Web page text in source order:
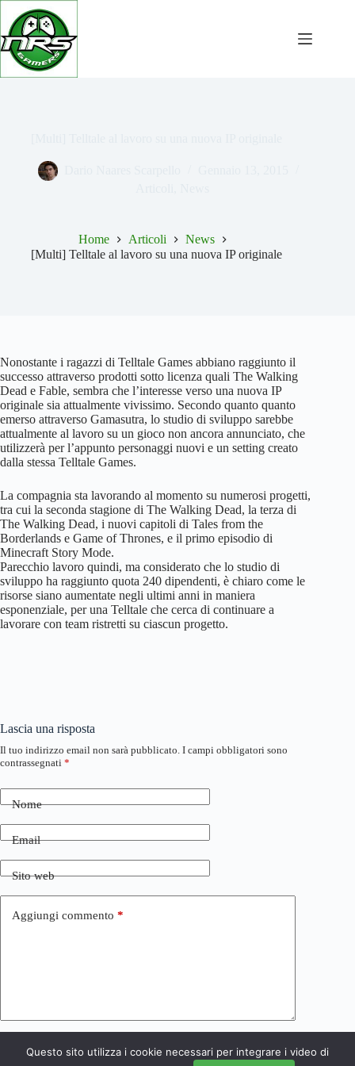
Salta
contenuto
Home Articoli
News
[Multi] Telltale al lavoro su una nuova IP originale
Nonostante i ragazzi di Telltale Games abbiano raggiunto il
successo attraverso prodotti sotto licenza quali The Walking
Dead e Fable, sembra che l’interesse verso una nuova IP
originale sia attualmente vivissimo. Secondo quanto quanto
emerso attraverso Gamasutra, lo studio di sviluppo sarebbe
attualmente al lavoro su un gioco non ancora annunciato, che
utilizzerà per l’appunto personaggi nuovi e un setting creato
dalla stessa Telltale Games.
La compagnia sta lavorando al momento su numerosi progetti,
tra cui la seconda stagione di The Walking Dead, la terza di
The Walking Dead, i nuovi capitoli di Tales from the
Borderlands e Game of Thrones, e il primo episodio di
Minecraft Story Mode.
Parecchio lavoro quindi, ma considerato che lo studio di
sviluppo ha raggiunto quota 240 dipendenti, è chiaro come le
risorse siano aumentate negli ultimi anni in maniera
esponenziale, per una Telltale che cerca di continuare a
lavorare con team ristretti su ciascun progetto.
Lascia una risposta
Il tuo indirizzo email non sarà pubblicato. I campi obbligatori sono
contrassegnati *
Nome
Email
Sito web
Aggiungi commento *
Invia commento
Questo sito utilizza i cookie necessari per integrare i video di